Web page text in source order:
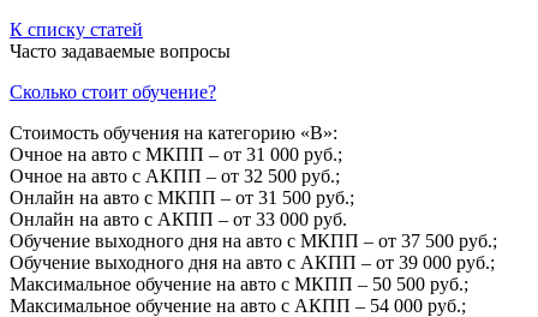
К списку статей
Часто задаваемые вопросы
Сколько стоит обучение?
Стоимость обучения на категорию «B»:
Очное на авто с МКПП – от 31 000 руб.;
Очное на авто с АКПП – от 32 500 руб.;
Онлайн на авто с МКПП – от 31 500 руб.;
Онлайн на авто с АКПП – от 33 000 руб.
Обучение выходного дня на авто с МКПП – от 37 500 руб.;
Обучение выходного дня на авто с АКПП – от 39 000 руб.;
Максимальное обучение на авто с МКПП – 50 500 руб.;
Максимальное обучение на авто с АКПП – 54 000 руб.;